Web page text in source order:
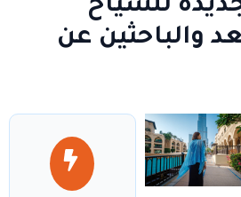
للسياح
والباحثين عن